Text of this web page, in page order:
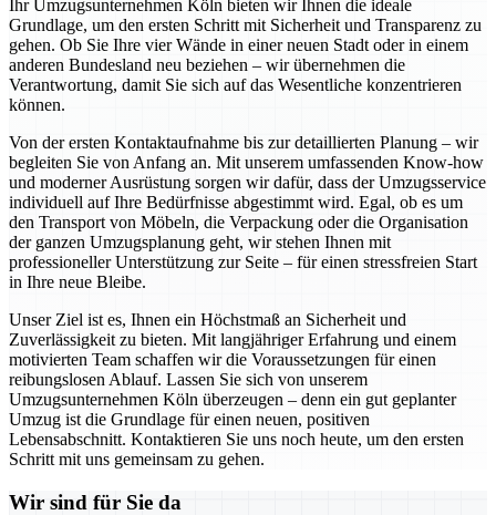
Ihr Umzugsunternehmen Köln bieten wir Ihnen die ideale
Grundlage, um den ersten Schritt mit Sicherheit und Transparenz zu
gehen. Ob Sie Ihre vier Wände in einer neuen Stadt oder in einem
anderen Bundesland neu beziehen – wir übernehmen die
Verantwortung, damit Sie sich auf das Wesentliche konzentrieren
können.
Von der ersten Kontaktaufnahme bis zur detaillierten Planung – wir
begleiten Sie von Anfang an. Mit unserem umfassenden Know-how
und moderner Ausrüstung sorgen wir dafür, dass der Umzugsservice
individuell auf Ihre Bedürfnisse abgestimmt wird. Egal, ob es um
den Transport von Möbeln, die Verpackung oder die Organisation
der ganzen Umzugsplanung geht, wir stehen Ihnen mit
professioneller Unterstützung zur Seite – für einen stressfreien Start
in Ihre neue Bleibe.
Unser Ziel ist es, Ihnen ein Höchstmaß an Sicherheit und
Zuverlässigkeit zu bieten. Mit langjähriger Erfahrung und einem
motivierten Team schaffen wir die Voraussetzungen für einen
reibungslosen Ablauf. Lassen Sie sich von unserem
Umzugsunternehmen Köln überzeugen – denn ein gut geplanter
Umzug ist die Grundlage für einen neuen, positiven
Lebensabschnitt. Kontaktieren Sie uns noch heute, um den ersten
Schritt mit uns gemeinsam zu gehen.
Wir sind für Sie da